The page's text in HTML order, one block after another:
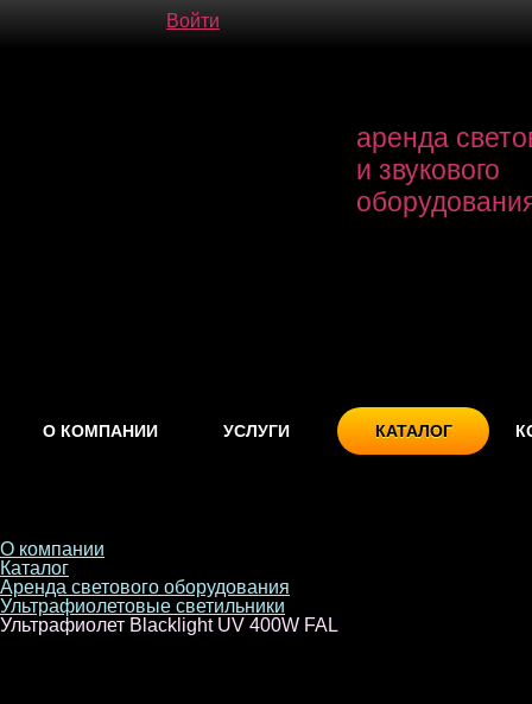
Войти
аренда
и звукового
О КОМПАНИИ УСЛУГИ КАТАЛОГ
О компании
Каталог
Аренда светового оборудования
Ультрафиолетовые светильники
Ультрафиолет Blacklight UV 400W FAL